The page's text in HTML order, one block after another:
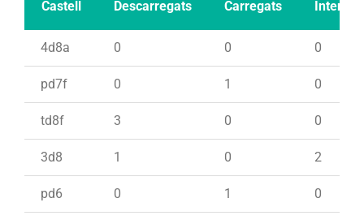
Castell Descarregats Carregats Intents
4d8a 0 0 0
pd7f 0 1 0
td8f 3 0 0
3d8 1 0 2
pd6 0 1 0